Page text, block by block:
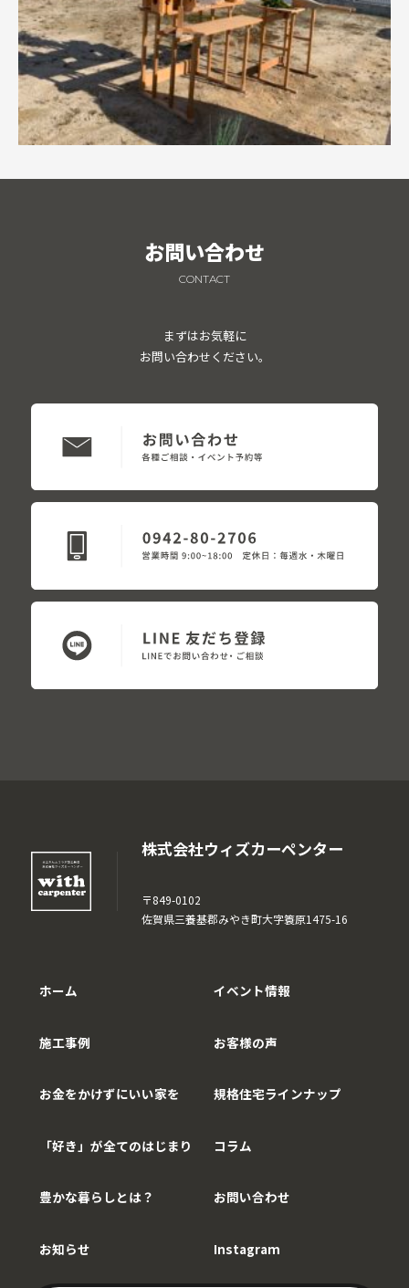
お問い合わせ
CONTACT
まずはお気軽に
お問い合わせください。
株式会社ウィズカーペンター
〒849-0102
佐賀県三養基郡みやき町大字簑原1475-16
ホーム
施工事例
お金をかけずにいい家を
「好き」が全てのはじまり
豊かな暮らしとは？
お知らせ
イベント情報
お客様の声
規格住宅ラインナップ
コラム
お問い合わせ
Instagram